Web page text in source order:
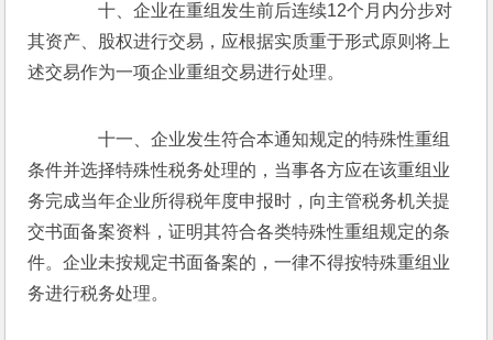
十、企业在重组发生前后连续12个月内分步对
其资产、股权进行交易，应根据实质重于形式原则将上
述交易作为一项企业重组交易进行处理。
十一、企业发生符合本通知规定的特殊性重组
条件并选择特殊性税务处理的，当事各方应在该重组业
务完成当年企业所得税年度申报时，向主管税务机关提
交书面备案资料，证明其符合各类特殊性重组规定的条
件。企业未按规定书面备案的，一律不得按特殊重组业
务进行税务处理。